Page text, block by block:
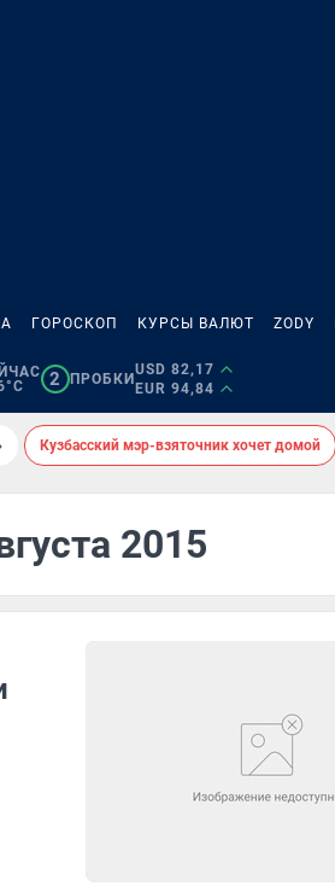
ГОРОСКОП КУРСЫ ВАЛЮТ ZODY
2 ПРОБКИ
USD 82,17
EUR 94,84
Кузбасский мэр-взяточник хочет домой
2015